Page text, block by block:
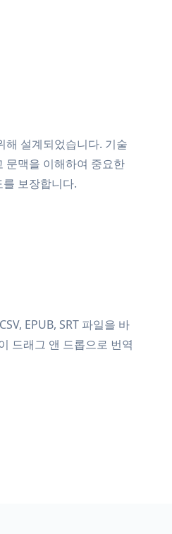
해 설계되었습니다. 기술
문맥을 이해하여 중요한
보장합니다.
EPUB, SRT 파일을 바
드래그 앤 드롭으로 번역